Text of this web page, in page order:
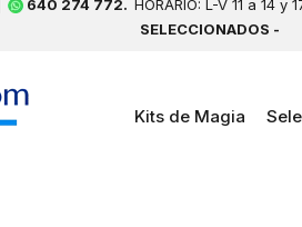
640 274 772. HORARIO: L-V 11 a 14 y
SELECCIONADOS -
Kits de Magia